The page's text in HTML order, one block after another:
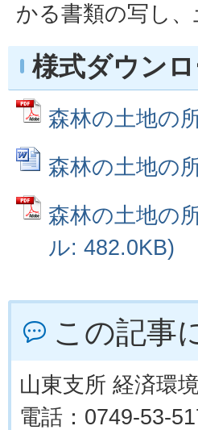
かる書類の写し
様式ダウン
森林の土地の
森林の土地の
森林の土地の
ル: 482.0KB)
この記事
山東支所 経済環
電話：0749-53-